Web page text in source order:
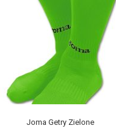
Joma Getry Zielone